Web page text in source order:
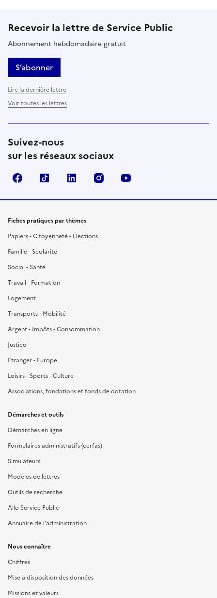
Recevoir la lettre de Service Public
Abonnement hebdomadaire gratuit
S’abonner
Lire la dernière lettre
Voir toutes les lettres
Suivez-nous
sur les réseaux sociaux
FacebookTikTok LinkedIn Instagram
Fiches pratiques par thèmes
Papiers - Citoyenneté - Élections
Famille - Scolarité
Social - Santé
Travail - Formation
Logement
Transports - Mobilité
Argent - Impôts - Consommation
Justice
Étranger - Europe
Loisirs - Sports - Culture
Associations, fondations et fonds de dotation
Démarches et outils
Démarches en ligne
Formulaires administratifs (cerfas)
Simulateurs
Modèles de lettres
Outils de recherche
Allo Service Public
Annuaire de l'administration
Nous connaître
Chiffres
Mise à disposition des données
Missions et valeurs